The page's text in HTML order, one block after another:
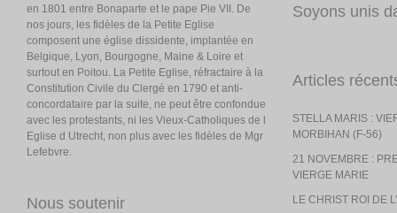
en 1801 entre Bonaparte et le pape Pie VII. De
nos jours, les fidèles de la Petite Eglise
composent une église dissidente, implantée en
Belgique, Lyon, Bourgogne, Maine & Loire et
surtout en Poitou. La Petite Eglise, réfractaire à la
Constitution Civile du Clergé en 1790 et anti-
concordataire par la suite, ne peut être confondue
avec les protestants, ni les Vieux-Catholiques de l
Eglise d Utrecht, non plus avec les fidèles de Mgr
Lefebvre.
Nous soutenir
Soyons unis
Articles
STELLA MARIS :
MORBIHAN (F-56)
21 NOVEMBRE :
VIERGE MARIE
LE CHRIST ROI DE